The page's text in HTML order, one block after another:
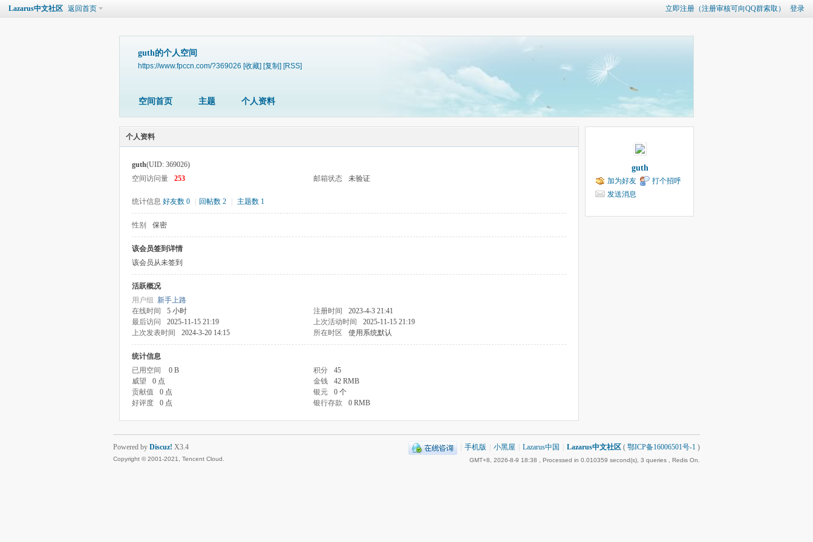
立即注册（注册审核可向QQ群索取） 登录
Lazarus中文社区 返回首页
guth的个人空间
https://www.fpccn.com/?369026 [收藏] [复制] [RSS]
空间首页 主题 个人资料
个人资料
guth(UID: 369026)
空间访问量
253 邮箱状态 未验证
统计信息 好友数 0 回帖数 2 主题数 1
性别 保密
该会员签到详情
该会员从未签到
活跃概况
用户组 新手上路
在线时间
5 小时 注册时间
2023-4-3 21:41
最后访问
2025-11-15 21:19 上次活动时间
2025-11-15 21:19
上次发表时间
2024-3-20 14:15 所在时区 使用系统默认
统计信息
已用空间
0 B 积分
45
威望
0 点 金钱
42 RMB
贡献值
0 点 银元
0 个
好评度
0 点 银行存款 0 RMB
guth
加为好友
打个招呼
发送消息
手机版 小黑屋 Lazarus中国 Lazarus中文社区 ( 鄂ICP备16006501号-1 )
GMT+8, 2026-8-9 18:38 , Processed in 0.010359 second(s), 3 queries , Redis On.
Powered by Discuz! X3.4
Copyright © 2001-2021, Tencent Cloud.